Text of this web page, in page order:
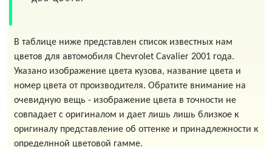
В таблице ниже представлен список известных нам
цветов для автомобиля Chevrolet Cavalier 2001 года.
Указано изображение цвета кузова, название цвета и
номер цвета от производителя. Обратите внимание на
очевидную вещь - изображение цвета в точности не
совпадает с оригиналом и дает лишь лишь близкое к
оригиналу представление об оттенке и принадлежности к
определнной цветовой гамме.